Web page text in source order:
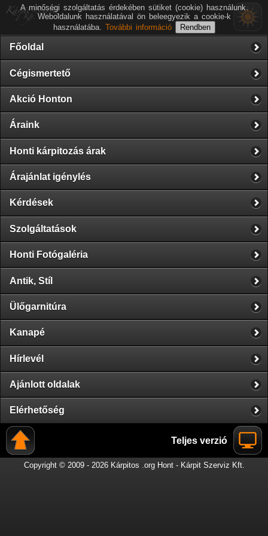
Főoldal
Cégismertető
Akció Honton
Áraink
Honti kárpitozás árak
Árajánlat igénylés
Kérdések
Szolgáltatások
Honti Fotógaléria
Antik, Stíl
Ülőgarnitúra
Kanapé
Hírlevél
Ajánlott oldalak
Elérhetőség
Teljes verzió
Copyright © 2009 - 2026 Kárpitos .org Hont - Kárpit Szerviz Kft.
A minőségi szolgáltatás érdekében sütiket (cookie) használunk.
Weboldalunk használatával ön beleegyezik a cookie-k
használatába. További információ